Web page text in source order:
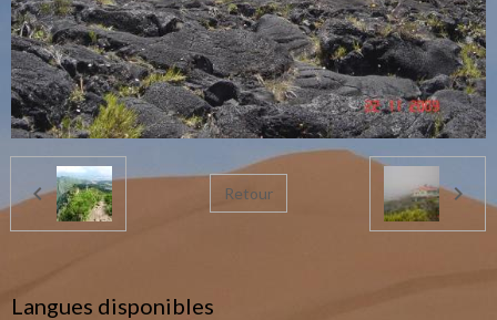
Retour
Langues disponibles